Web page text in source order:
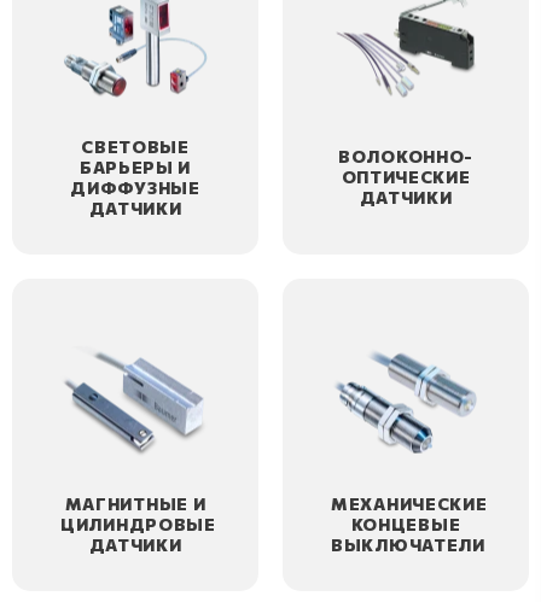
СВЕТОВЫЕ
БАРЬЕРЫ И
ДИФФУЗНЫЕ
ДАТЧИКИ
ВОЛОКОННО-
ОПТИЧЕСКИЕ
ДАТЧИКИ
МАГНИТНЫЕ И
ЦИЛИНДРОВЫЕ
ДАТЧИКИ
МЕХАНИЧЕСКИЕ
КОНЦЕВЫЕ
ВЫКЛЮЧАТЕЛИ